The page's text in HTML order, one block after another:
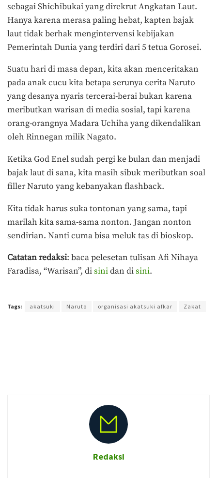
sebagai Shichibukai yang direkrut Angkatan Laut.
Hanya karena merasa paling hebat, kapten bajak
laut tidak berhak mengintervensi kebijakan
Pemerintah Dunia yang terdiri dari 5 tetua Gorosei.
Suatu hari di masa depan, kita akan menceritakan
pada anak cucu kita betapa serunya cerita Naruto
yang desanya nyaris tercerai-berai bukan karena
meributkan warisan di media sosial, tapi karena
orang-orangnya Madara Uchiha yang dikendalikan
oleh Rinnegan milik Nagato.
Ketika God Enel sudah pergi ke bulan dan menjadi
bajak laut di sana, kita masih sibuk meributkan soal
filler Naruto yang kebanyakan flashback.
Kita tidak harus suka tontonan yang sama, tapi
marilah kita sama-sama nonton. Jangan nonton
sendirian. Nanti cuma bisa meluk tas di bioskop.
Catatan redaksi: baca pelesetan tulisan Afi Nihaya
Faradisa, “Warisan”, disinidan disini.
Tags: akatsuki Naruto organisasi akatsuki afkar Zakat
Redaksi